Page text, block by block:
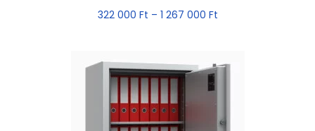
322 000 Ft – 1 267 000 Ft